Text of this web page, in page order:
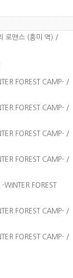
로맨스 (흥미 역) /
FOREST CAMP- /
FOREST CAMP- /
FOREST CAMP- /
FOREST CAMP- /
FOREST
FOREST CAMP- /
FOREST CAMP- /